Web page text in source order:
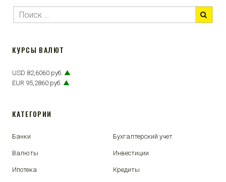
КУРСЫ ВАЛЮТ
USD 82,6060 руб. ▲
EUR 95,2860 руб. ▲
КАТЕГОРИИ
Банки Бухгалтерский учет
Валюты Инвестиции
Ипотека Кредиты